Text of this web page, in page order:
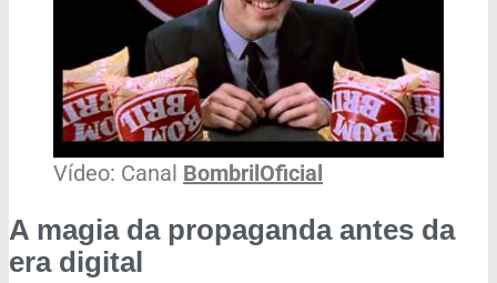
Vídeo: Canal BombrilOficial
A magia da propaganda antes da
era digital